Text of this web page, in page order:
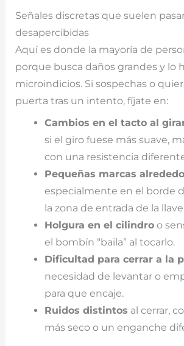
Señales discretas que suelen
desapercibidas
Aquí es donde la mayoría de
porque busca daños grandes y lo
microindicios. Si sospechas o
puerta tras un intento, fíjate en:
Cambios en el tacto al
si el giro fuese más suave,
con una resistencia
Pequeñas marcas
especialmente en el borde
la zona de entrada de la
Holgura en el cilindroo
el bombín “baila” al tocarlo.
Dificultad para cerrar a la
necesidad de levantar o
para que encaje.
Ruidos distintos al cerrar,
más seco o un enganche